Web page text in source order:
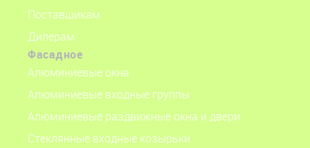
Поставщикам
Дилерам
Фасадное
Алюминиевые окна
Алюминиевые входные группы
Алюминиевые раздвижные окна и двери
Стеклянные входные козырьки